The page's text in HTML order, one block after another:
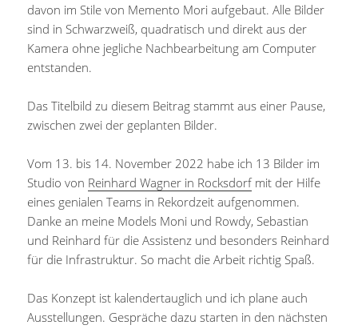
davon im Stile von Memento Mori aufgebaut. Alle Bilder
sind in Schwarzweiß, quadratisch und direkt aus der
Kamera ohne jegliche Nachbearbeitung am Computer
entstanden.
Das Titelbild zu diesem Beitrag stammt aus einer Pause,
zwischen zwei der geplanten Bilder.
Vom 13. bis 14. November 2022 habe ich 13 Bilder im
Studio von Reinhard Wagner in Rocksdorfmit der Hilfe
eines genialen Teams in Rekordzeit aufgenommen.
Danke an meine Models Moni und Rowdy, Sebastian
und Reinhard für die Assistenz und besonders Reinhard
für die Infrastruktur. So macht die Arbeit richtig Spaß.
Das Konzept ist kalendertauglich und ich plane auch
Ausstellungen. Gespräche dazu starten in den nächsten